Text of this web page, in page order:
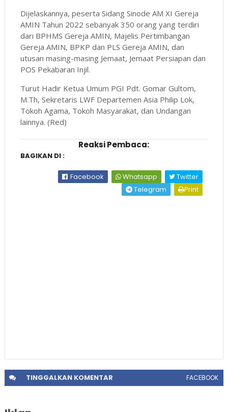
Dijelaskannya, peserta Sidang Sinode AM XI Gereja
AMIN Tahun 2022 sebanyak 350 orang yang terdiri
dari BPHMS Gereja AMIN, Majelis Pertimbangan
Gereja AMIN, BPKP dan PLS Gereja AMIN, dan
utusan masing-masing Jemaat, Jemaat Persiapan dan
POS Pekabaran Injil.
Turut Hadir Ketua Umum PGI Pdt. Gomar Gultom,
M.Th, Sekretaris LWF Departemen Asia Philip Lok,
Tokoh Agama, Tokoh Masyarakat, dan Undangan
lainnya. (Red)
Reaksi Pembaca:
BAGIKAN DI :
Facebook Whatsapp
Twitter
Telegram
Print
TINGGALKANKOMENTAR FACEBOOK